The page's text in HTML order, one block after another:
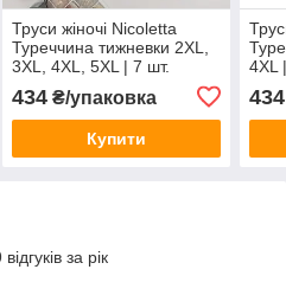
Труси жіночі Nicoletta
Туреччина тижневки 2XL,
3XL, 4XL, 5XL | 7 шт.
434₴/упаковка
Купити
4XL
434
за рік